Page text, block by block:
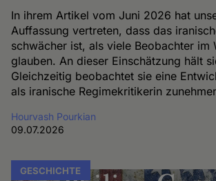
In ihrem Artikel vom Juni 2026 hat
Auffassung vertreten, dass das
schwächer ist, als viele Beobachter im
glauben. An dieser Einschätzung hält
Gleichzeitig beobachtet sie eine
als iranische Regimekritikerin
Hourvash Pourkian
09.07.2026
GESCHICHTE